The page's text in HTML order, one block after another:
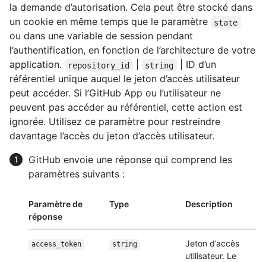
la demande d’autorisation. Cela peut être stocké dans
un cookie en même temps que le paramètre
state
ou dans une variable de session pendant
l’authentification, en fonction de l’architecture de votre
application.
repository_id string
| ID d’un
référentiel unique auquel le jeton d’accès utilisateur
peut accéder. Si l’GitHub App ou l’utilisateur ne
peuvent pas accéder au référentiel, cette action est
ignorée. Utilisez ce paramètre pour restreindre
davantage l’accès du jeton d’accès utilisateur.
GitHub envoie une réponse qui comprend les
paramètres suivants :
Paramètre de
réponse
Type Description
access_token string
Jeton d’accès
utilisateur. Le